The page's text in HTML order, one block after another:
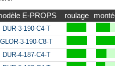
E-PROPS roulage
DUR-3-190-C4-T
GLOR-3-190-C8-T
DUR-4-187-C4-T